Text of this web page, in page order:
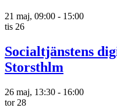
21 maj, 09:00 - 15:00
tis 26
Socialtjänstens
Storsthlm
26 maj, 13:30 - 16:00
tor 28